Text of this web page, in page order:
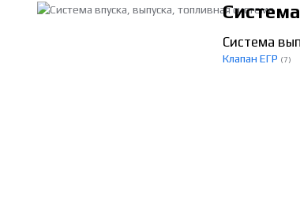
Система
Клапан ЕГР (7)